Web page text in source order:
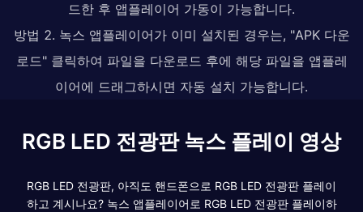
드한 후 앱플레이어 가동이 가능합니다.
방법 2. 녹스 앱플레이어가 이미 설치된 경우는, "APK 다운
로드" 클릭하여 파일을 다운로드 후에 해당 파일을 앱플레
이어에 드래그하시면 자동 설치 가능합니다.
RGB LED 전광판 녹스 플레이 영상
RGB LED 전광판, 아직도 핸드폰으로 RGB LED 전광판 플레이
하고 계시나요? 녹스 앱플레이어로 RGB LED 전광판 플레이하